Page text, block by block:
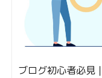
ブログ初心者必見